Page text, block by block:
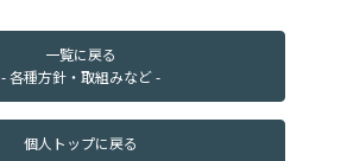
一覧に戻る
- 各種方針・取組みなど -
個人トップに戻る